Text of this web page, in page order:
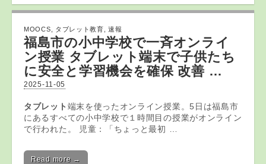
MOOCS タブレット教育 ,速報
福島市の小中学校で一斉オンライ
ン授業 タブレット端末で子供たち
に安全と学習機会を確保 改善 …
2025-11-05
タブレット 端末を使ったオンライン授業。5日は福島市
にあるすべての小中学校で１時間目の授業がオンライン
で行われた。 児童：「ちょっと最初 …
Read more →